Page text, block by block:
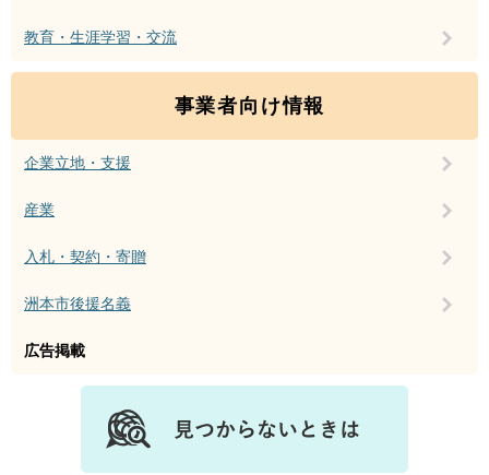
教育・生涯学習・交流
事業者向け情報
企業立地・支援
産業
入札・契約・寄贈
洲本市後援名義
広告掲載